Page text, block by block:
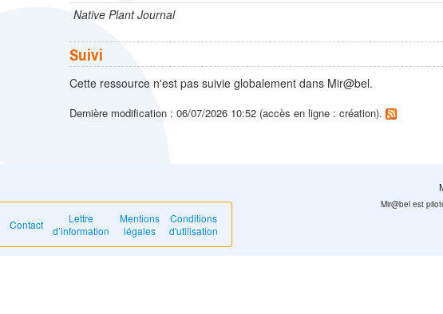
Native Plant Journal
Suivi
Cette ressource n'est pas suivie globalement dans Mir@bel.
Dernière modification : 06/07/2026 10:52 (accès en ligne : création).
Contact
Lettre
d’information
Mentions
légales
Conditions
d'utilisation
Mir@bel est